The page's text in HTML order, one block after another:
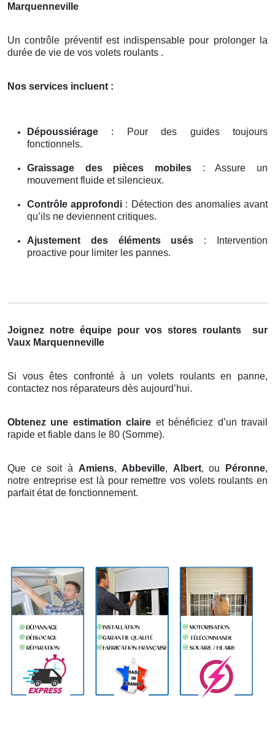
Marquenneville
Un contrôle préventif est indispensable pour prolonger la
durée de vie de vos volets roulants .
Nos services incluent :
Dépoussiérage : Pour des guides toujours
fonctionnels.
Graissage des pièces mobiles : Assure un
mouvement fluide et silencieux.
Contrôle approfondi : Détection des anomalies avant
qu’ils ne deviennent critiques.
Ajustement des éléments usés : Intervention
proactive pour limiter les pannes.
Joignez notre équipe pour vos stores roulants
sur
Vaux Marquenneville
Si vous êtes confronté à un volets roulants en panne,
contactez nos réparateurs dès aujourd’hui.
Obtenez une estimation claire et bénéficiez d’un travail
rapide et fiable dans le 80 (Somme).
Que ce soit à Amiens, Abbeville, Albert, ou Péronne,
notre entreprise est là pour remettre vos volets roulants en
parfait état de fonctionnement.